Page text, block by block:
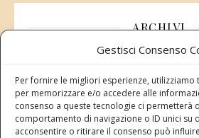
Gestisci Consenso
Per fornire le migliori esperienze, utilizziamo
per memorizzare e/o accedere alle
consenso a queste tecnologie ci permetterà
comportamento di navigazione o ID unici su
acconsentire o ritirare il consenso può
ARCHIVI